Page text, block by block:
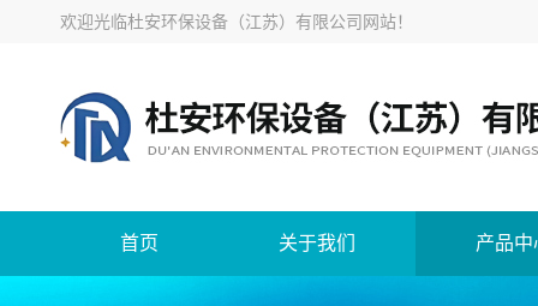
欢迎光临杜安环保设备（江苏）有限公司网站！
首页 关于我们 产品中